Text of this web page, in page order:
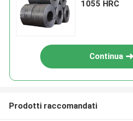
1055 HRC
Continua
Prodotti raccomandati